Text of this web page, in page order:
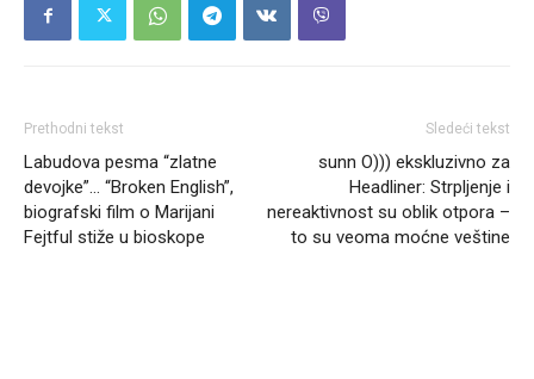
Prethodni tekst
Labudova pesma “zlatne
devojke”… “Broken English”,
biografski film o Marijani
Fejtful stiže u bioskope
Sledeći tekst
sunn O))) ekskluzivno za
Headliner: Strpljenje i
nereaktivnost su oblik otpora –
to su veoma moćne veštine